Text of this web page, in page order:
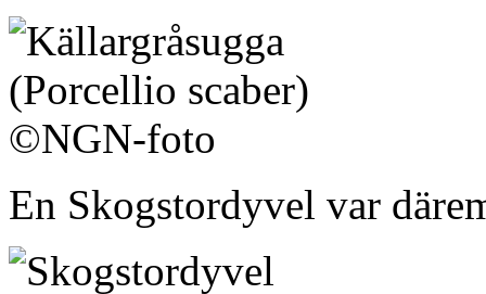
En Skogstordyvel var